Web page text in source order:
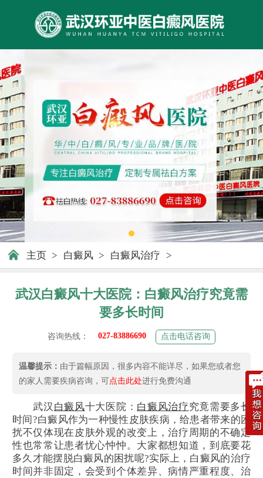
主页 > 白癜风 > 白癜风治疗 >
武汉白癜风十大医院：白癜风治疗究竟需
要多长时间
咨询热线： 027-83886690 点击电话咨询
温馨提示： 由于篇幅原因，很多内容不能详尽，如果您或者您
的家人需要疾病咨询，可点击此处进行免费沟通
武汉 白癜风十大医院： 白癜风治疗究竟需要多长
时间?白癜风作为一种慢性皮肤疾病，给患者带来的困
扰不仅体现在皮肤外观的改变上，治疗周期的不确定
性也常常让患者忧心忡忡。大家都想知道，到底要花
多久才能摆脱白癜风的困扰呢?实际上，白癜风的治疗
时间并非固定，会受到个体差异、病情严重程度、治